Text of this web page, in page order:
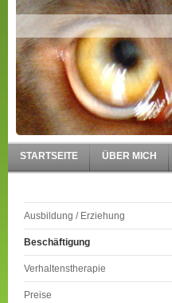
STARTSEITE ÜBER MICH
Ausbildung / Erziehung
Beschäftigung
Verhaltenstherapie
Preise